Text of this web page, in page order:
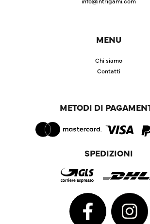
MENU
Chi siamo
Contatti
METODI DI
SPEDIZIONI